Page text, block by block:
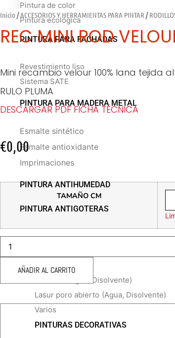
Pintura de color
Pintura ecológica
PINTURA PARA FACHADAS
Revestimiento liso
Sistema SATE
PINTURA PARA MADERA METAL
Esmalte sintético
Esmalte antioxidante
Imprimaciones
PINTURA ANTIHUMEDAD
PINTURA ANTIGOTERAS
(Agua, Disolvente)
Lasur poro abierto (Agua, Disolvente)
Varios
PINTURAS DECORATIVAS
Inicio /ACCESORIOS Y HERRAMIENTAS PARA PINTAR /
REC MINI ROD
Mini recambio velour 100% lana tejida
RULO PLUMA
DESCARGAR PDF FICHA TÉCNICA
€0,00
TAMAÑO CM
REC
MINI
ROD
VELOUR
BARNIZAR
cantidad
AÑADIR AL CARRITO